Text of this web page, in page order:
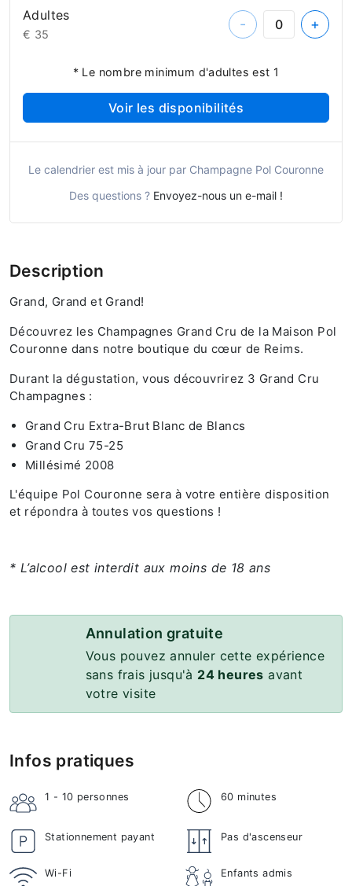
Adultes
€ 35
- +
* Le nombre minimum d'adultes est 1
Voir les disponibilités
Le calendrier est mis à jour par Champagne Pol Couronne
Des questions ? Envoyez-nous un e-mail !
Description
Grand, Grand et Grand!
Découvrez les Champagnes Grand Cru de la Maison Pol
Couronne dans notre boutique du cœur de Reims.
Durant la dégustation, vous découvrirez 3 Grand Cru
Champagnes :
Grand Cru Extra-Brut Blanc de Blancs
Grand Cru 75-25
Millésimé 2008
L'équipe Pol Couronne sera à votre entière disposition
et répondra à toutes vos questions !
* L’alcool est interdit aux moins de 18 ans
Annulation gratuite
Vous pouvez annuler cette expérience
sans frais jusqu'à 24 heures avant
votre visite
Infos pratiques
1 - 10 personnes 60 minutes
Stationnement payant Pas d'ascenseur
Wi-Fi Enfants admis